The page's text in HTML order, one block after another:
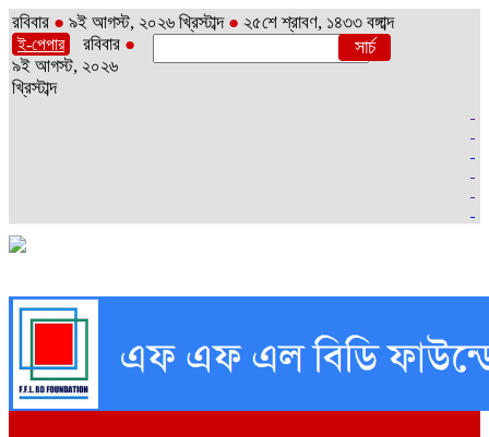
রবিবার ● ৯ই আগস্ট, ২০২৬ খ্রিস্টাব্দ ● ২৫শে শ্রাবণ, ১৪৩৩ বঙ্গাব্দ
ই-পেপার রবিবার ●
৯ই আগস্ট, ২০২৬
খ্রিস্টাব্দ